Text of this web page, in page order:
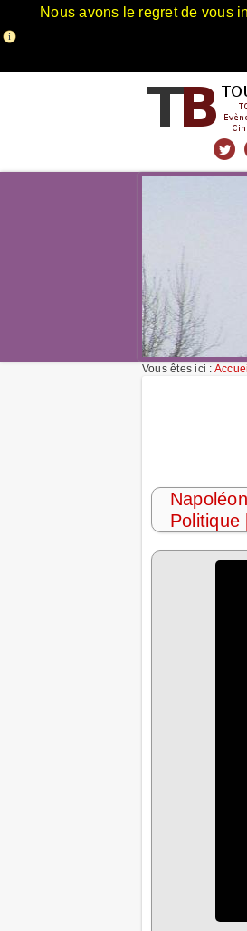
Nous avons le regret de vous
Vous êtes ici : Accueil
Politique